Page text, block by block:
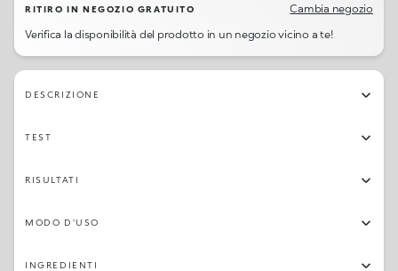
RITIRO IN NEGOZIO GRATUITO
Cambia negozio
Verifica la disponibilità del prodotto in un negozio vicino a te!
DESCRIZIONE
TEST
RISULTATI
MODO D'USO
INGREDIENTI